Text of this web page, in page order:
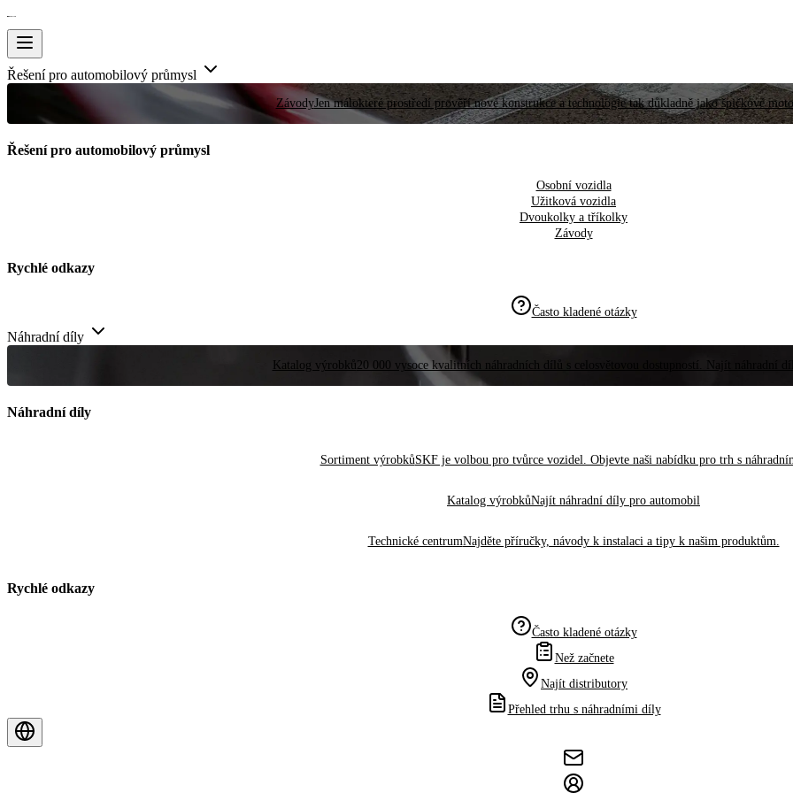
Řešení pro automobilový průmysl
ZávodyJen málokteré prostředí prověří nové konstrukce a technologie tak důkladně jako špičkové
Řešení pro automobilový průmysl
Osobní vozidla
Užitková vozidla
Dvoukolky a tříkolky
Závody
Rychlé odkazy
Často kladené otázky
Náhradní díly
Katalog výrobků20 000 vysoce kvalitních náhradních dílů s celosvětovou dostupností. Najít náhradní
Náhradní díly
Sortiment výrobkůSKF je volbou pro tvůrce vozidel. Objevte naši nabídku pro trh s
Katalog výrobkůNajít náhradní díly pro automobil
Technické centrumNajděte příručky, návody k instalaci a tipy k našim produktům.
Rychlé odkazy
Často kladené otázky
Než začnete
Najít distributory
Přehled trhu s náhradními díly